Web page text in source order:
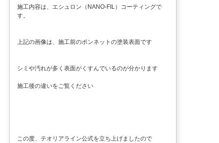
施工内容は、エシュロン（NANO-FIL）コーティングで
す。
上記の画像は、施工前のボンネットの塗装表面です
シミや汚れが多く表面がくすんでいるのが分かります
施工後の違いをご覧ください
この度、テオリアライン公式を立ち上げましたので